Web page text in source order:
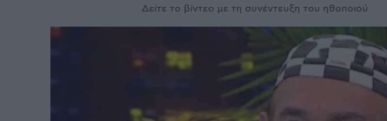
Δείτε το βίντεο με τη συνέντευξη του ηθοποιού